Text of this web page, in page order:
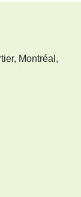
Montréal,